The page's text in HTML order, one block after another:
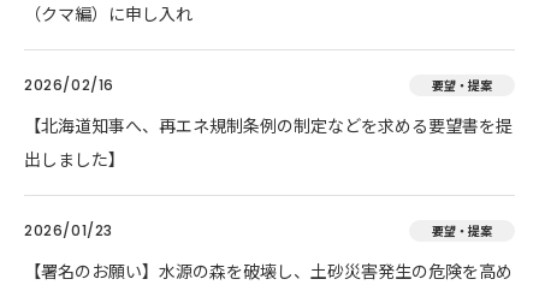
（クマ編）に申し入れ
2026/02/16 要望・提案
【北海道知事へ、再エネ規制条例の制定などを求める要望書を提
出しました】
2026/01/23 要望・提案
【署名のお願い】水源の森を破壊し、土砂災害発生の危険を高め